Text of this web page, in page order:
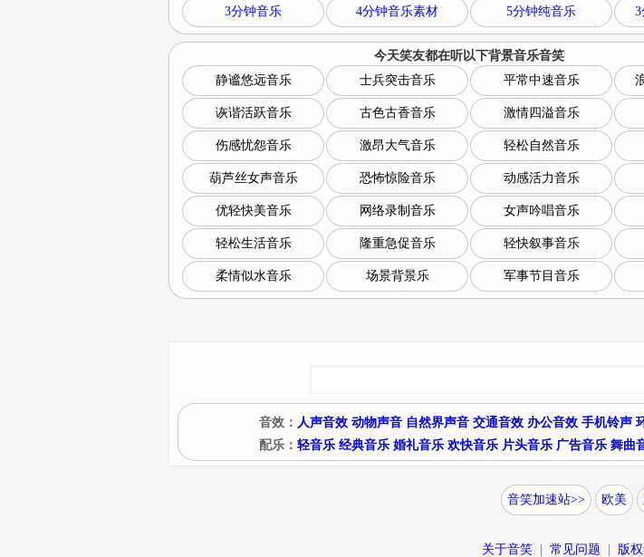
3分钟音乐 4分钟音乐素材 5分钟纯音乐 3
今天笑友都在听以下背景音乐音笑
静谧悠远音乐
士兵突击音乐 平常中速音乐
诙谐活跃音乐 古色古香音乐 激情四溢音乐
伤感忧怨音乐 激昂大气音乐 轻松自然音乐
葫芦丝女声音乐 恐怖惊险音乐 动感活力音乐
优轻快美音乐 网络录制音乐 女声吟唱音乐
轻松生活音乐 隆重急促音乐 轻快叙事音乐
柔情似水音乐 场景背景乐 军事节目音乐
音效： 人声音效 动物声音 自然界声音 交通音效 办公音效 手机铃声
配乐： 轻音乐 经典音乐 婚礼音乐 欢快音乐 片头音乐 广告音乐 舞曲
音笑加速站>> 欧美
关于音笑| 常见问题 版